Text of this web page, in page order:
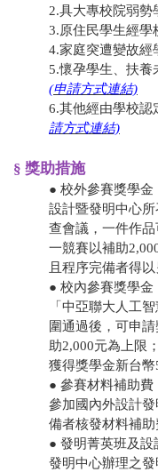
2.具大專校院弱勢
3.原住民學生經學
4.家庭突遭變故經
5.懷孕學生、扶
(申請方式連結)
6.其他經由學校認
請方式連結)
§ 獎助措施
● ​校外參賽獎學
設計暨發明中心
查會議，一件作
一競賽以補助
且程序完備者得
● 校內參賽獎學
「中亞聯大人工
圍通過後，可申
助2,000元為上限
獲得獎學金新台幣
● 參賽材料補助費
參加國內外設計
備者核發材料補助
● 發明菁英班及
發明中心辦理之